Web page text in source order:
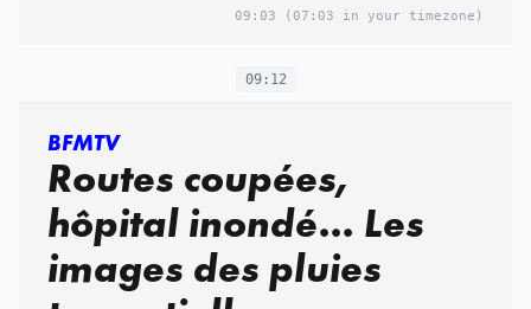
09:03 (07:03 in your timezone)
09:12
BFMTV
Routes coupées,
hôpital inondé... Les
images des pluies